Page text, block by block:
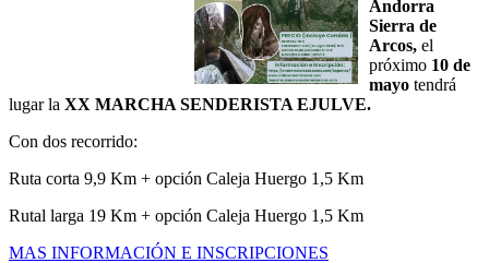
Andorra
Sierra de
Arcos, el
próximo 10 de
mayo tendrá
lugar la XX MARCHA SENDERISTA EJULVE.
Con dos recorrido:
Ruta corta 9,9 Km + opción Caleja Huergo 1,5 Km
Rutal larga 19 Km + opción Caleja Huergo 1,5 Km
MAS INFORMACIÓN E INSCRIPCIONES